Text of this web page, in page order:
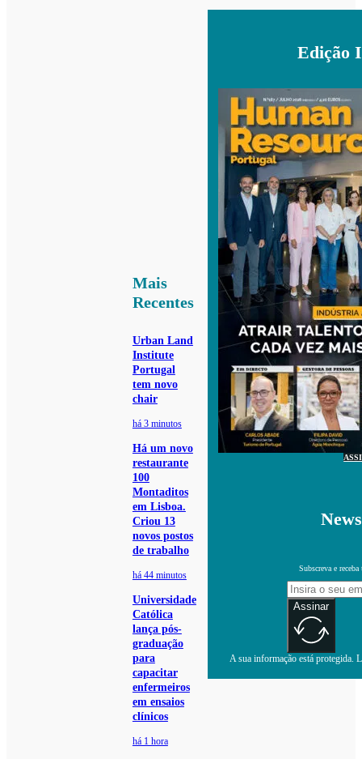
Mais
Recentes
Urban Land
Institute
Portugal
tem novo
chair
há 3 minutos
Há um novo
restaurante
100
Montaditos
em Lisboa.
Criou 13
novos postos
de trabalho
há 44 minutos
Universidade
Católica
lança pós-
graduação
para
capacitar
enfermeiros
em ensaios
clínicos
há 1 hora
Edição
Subscreva e
Assinar
A sua informação está protegida.